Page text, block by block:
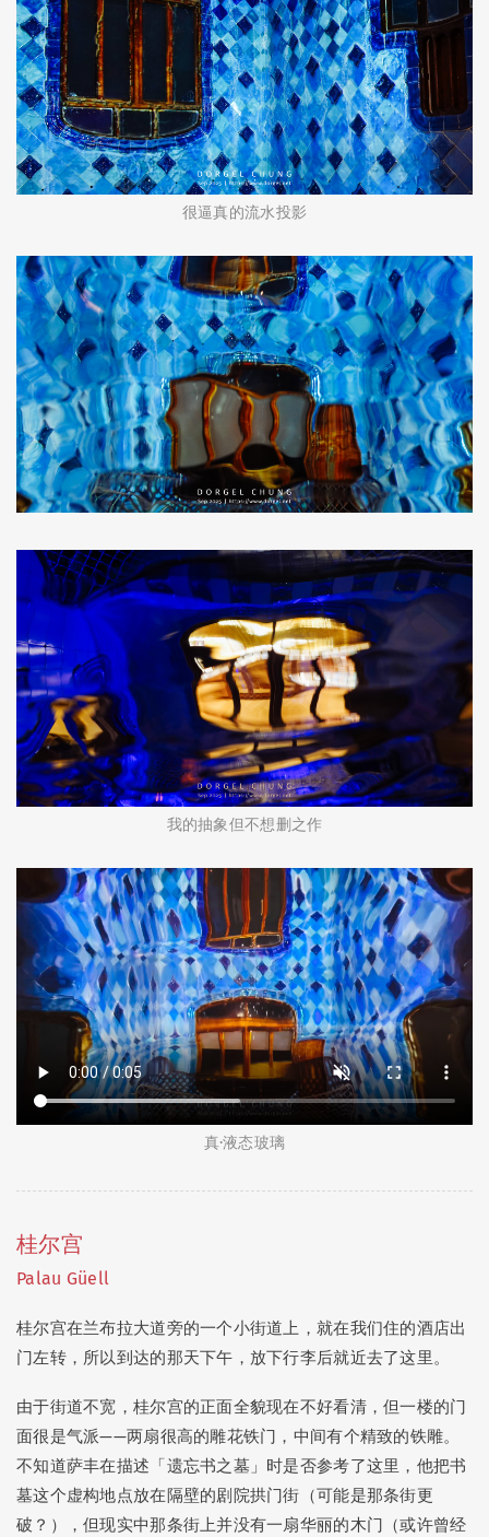
很逼真的流水投影
我的抽象但不想删之作
真·液态玻璃
桂尔宫
Palau Güell
桂尔宫在兰布拉大道旁的一个小街道上，就在我们住的酒店出
门左转，所以到达的那天下午，放下行李后就近去了这里。
由于街道不宽，桂尔宫的正面全貌现在不好看清，但一楼的门
面很是气派——两扇很高的雕花铁门，中间有个精致的铁雕。
不知道萨丰在描述「遗忘书之墓」时是否参考了这里，他把书
墓这个虚构地点放在隔壁的剧院拱门街（可能是那条街更
破？），但现实中那条街上并没有一扇华丽的木门（或许曾经